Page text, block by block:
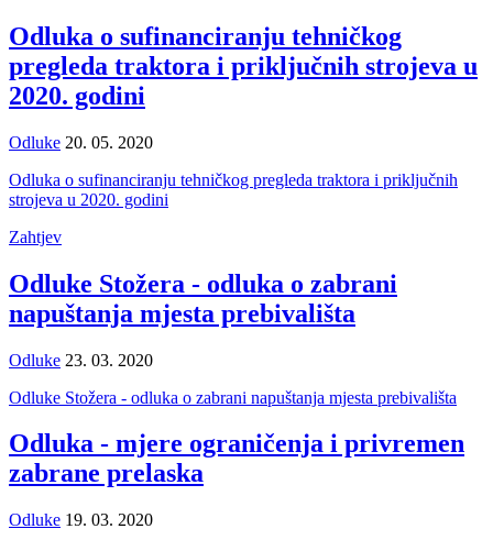
Odluka o sufinanciranju tehničkog
pregleda traktora i priključnih strojeva u
2020. godini
Odluke 20. 05. 2020
Odluka o sufinanciranju tehničkog pregleda traktora i priključnih
strojeva u 2020. godini
Zahtjev
Odluke Stožera - odluka o zabrani
napuštanja mjesta prebivališta
Odluke 23. 03. 2020
Odluke Stožera - odluka o zabrani napuštanja mjesta prebivališta
Odluka - mjere ograničenja i privremen
zabrane prelaska
Odluke 19. 03. 2020